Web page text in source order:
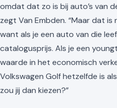
omdat dat zo is bij auto’s van
zegt Van Embden. “Maar dat
want als je een auto van die
catalogusprijs. Als je een
waarde in het economisch
Volkswagen Golf hetzelfde is
zou jij dan kiezen?”